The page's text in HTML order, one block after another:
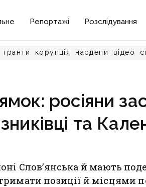
Репортажі Розслідування
гранти корупція нардепи відео
росіяни
та
Слов’янська й мають
позиції й місцями